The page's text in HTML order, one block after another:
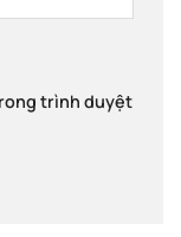
trình duyệt